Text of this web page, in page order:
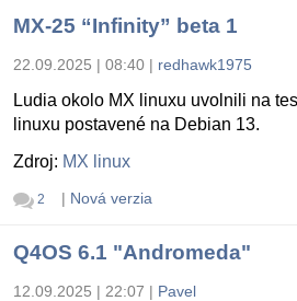
MX-25 “Infinity” beta 1
22.09.2025 | 08:40 | redhawk1975
Ludia okolo MX linuxu uvolnili na
linuxu postavené na Debian 13.
Zdroj: MX linux
2 | Nová verzia
Q4OS 6.1 "Andromeda"
12.09.2025 | 22:07 | Pavel